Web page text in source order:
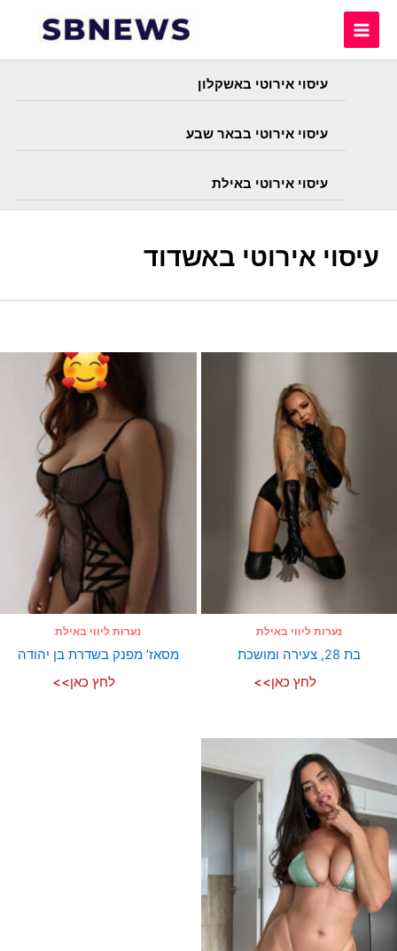
עיסוי אירוטי באשקלון
עיסוי אירוטי בבאר שבע
עיסוי אירוטי באילת
עיסוי אירוטי באשדוד
נערות ליווי באילת
בת 28, צעירה ומושכת
לחץ כאן>>
נערות ליווי באילת
מסאז’ מפנק בשדרת בן יהודה
לחץ כאן>>